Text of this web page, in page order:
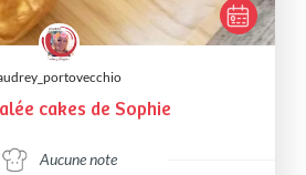
cakes de Sophie
Aucune note